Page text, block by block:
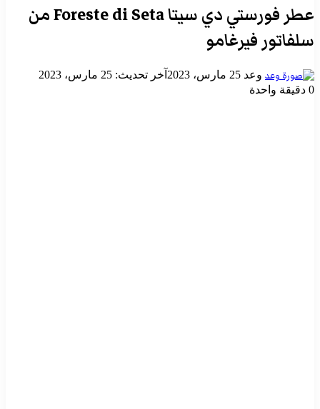
عطر فورستي دي سيتا Foreste di Seta من
سلفاتور فيرغامو
وعد أرسل
25 مارس، 2023
آخر تحديث: 25 مارس، 2023
0 دقيقة واحدة